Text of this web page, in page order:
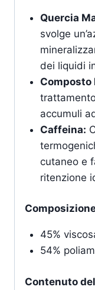
Quercia
svolge
dei liquidi
Composto
accumuli
Caffeina:
cutaneo e
ritenzione
45%
54%
Contenuto